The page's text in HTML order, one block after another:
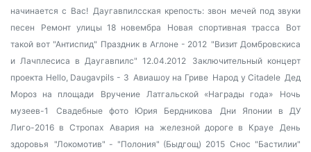
начинается с Вас! Даугавпилсская крепость: звон мечей под звуки
песен
Ремонт улицы 18 новембра Новая спортивная трасса
Вот
такой вот "Антиспид" Праздник в Аглоне - 2012 "Визит Домбровскиса
и Лачплесиса в Даугавпилс" 12.04.2012
Заключительный концерт
проекта Hello, Daugavpils - 3 Авиашоу на Гриве Народ у Citadele Дед
Мороз на площади
Вручение Латгальской «Награды года»
Ночь
музеев-1
Свадебные фото Юрия Бердникова
Дни Японии в ДУ
Лиго-2016 в Стропах
Авария на железной дороге в Крауе
День
здоровья
"Локомотив" - "Полония" (Быдгощ) 2015 Снос "Бастилии"